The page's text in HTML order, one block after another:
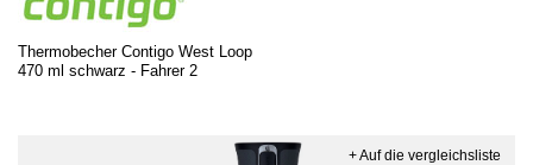
Thermobecher Contigo West Loop
470 ml schwarz - Fahrer 2
+ Auf die vergleichsliste